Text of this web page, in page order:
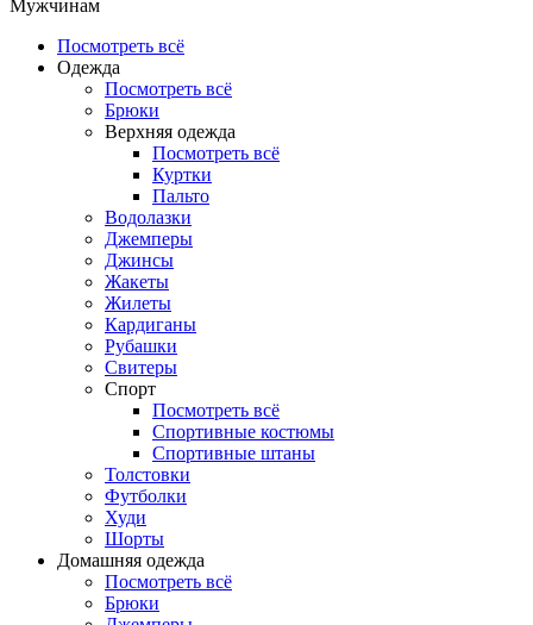
Мужчинам
Посмотреть всё
Одежда
Посмотреть всё
Брюки
Верхняя одежда
Посмотреть всё
Куртки
Пальто
Водолазки
Джемперы
Джинсы
Жакеты
Жилеты
Кардиганы
Рубашки
Свитеры
Спорт
Посмотреть всё
Спортивные костюмы
Спортивные штаны
Толстовки
Футболки
Худи
Шорты
Домашняя одежда
Посмотреть всё
Брюки